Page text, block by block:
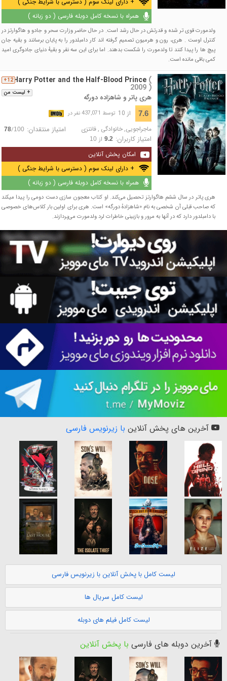
+ دارای لینک سوم ( دسترسی با شرایط جنگی )
همراه با نسخه کامل دوبله فارسی ( دو زبانه )
ولدمورت قوی تر شده و قدرتش در حال رشد است. در حال حاضر وزارت سحر و جادو و هاگوارتز در
کنترل اوست . هری، رون و هرمیون تصمیم گرفته اند کار دامبلدور را به پایان برسانند و بقیه جان
پیچ ها را پیدا کنند تا ولدمورت را شکست بدهند. اما برای این سه نفر و بقیهٔ دنیای جادوگری امید
کمی باقی مانده است.
+ لیست من
12+Harry Potter and the Half-Blood Prince (
2009 )
هری پاتر و شاهزاده دورگه
7.6 از 10 توسط 437,071 نفر در
ماجراجویی,خانوادگی ,فانتزی امتیاز منتقدان: 78/100
امتیاز کاربران: 9.2از 10
امکان پخش آنلاین
+ دارای لینک سوم ( دسترسی با شرایط جنگی )
همراه با نسخه کامل دوبله فارسی ( دو زبانه )
هری پاتر در سال ششم هاگوارتز تحصیل می‌کند. او کتاب معجون سازی دست دومی را پیدا میکند
که صاحب قبلی آن شخصی به نام «شاهزادهٔ دورگه» است. هری برای اولین بار کلاس‌های خصوصی
با دامبلدور دارد که در آنها به مرور و بازبینی خاطرات لرد ولدمورت می‌پردازند.
آخرین های پخش آنلاین با زیرنویس فارسی
لیست کامل با پخش آنلاین با زیرنویس فارسی
لیست کامل سریال ها
لیست کامل فیلم های دوبله
آخرین دوبله های فارسی با پخش آنلاین